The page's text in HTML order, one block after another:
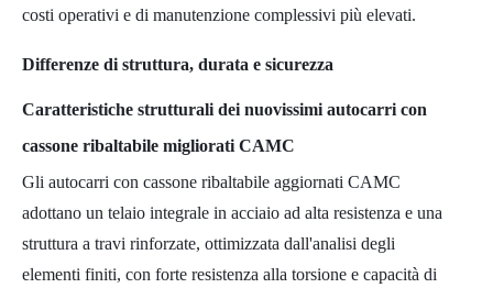
costi operativi e di manutenzione complessivi più elevati.
Differenze di struttura, durata e sicurezza
Caratteristiche strutturali dei nuovissimi autocarri con
cassone ribaltabile migliorati CAMC
Gli autocarri con cassone ribaltabile aggiornati CAMC
adottano un telaio integrale in acciaio ad alta resistenza e una
struttura a travi rinforzate, ottimizzata dall'analisi degli
elementi finiti, con forte resistenza alla torsione e capacità di